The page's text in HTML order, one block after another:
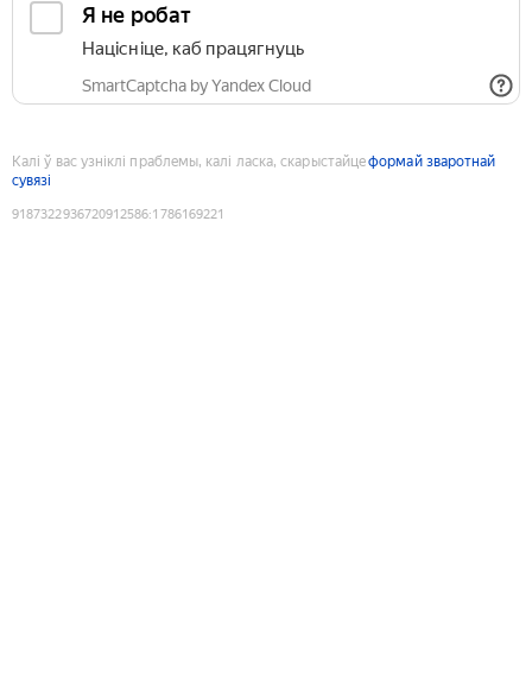
Я не робат
Націсніце, каб працягнуць
SmartCaptcha by Yandex Cloud
Калі ў вас узніклі праблемы, калі ласка, скарыстайцеформай зваротнай
сувязі
9187322936720912586:1786169221